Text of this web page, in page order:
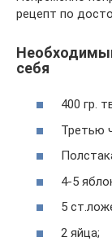
рецепт по
себя
400 гр.
Третью
4-5
5
2 яйца;